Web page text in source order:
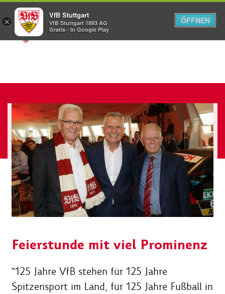
Menü
Feierstunde mit viel Prominenz
"125 Jahre VfB stehen für 125 Jahre
Spitzensport im Land, für 125 Jahre Fußball in
×
VfB Stuttgart
VfB Stuttgart 1893 AG
Gratis - In Google Play
ÖFFNEN